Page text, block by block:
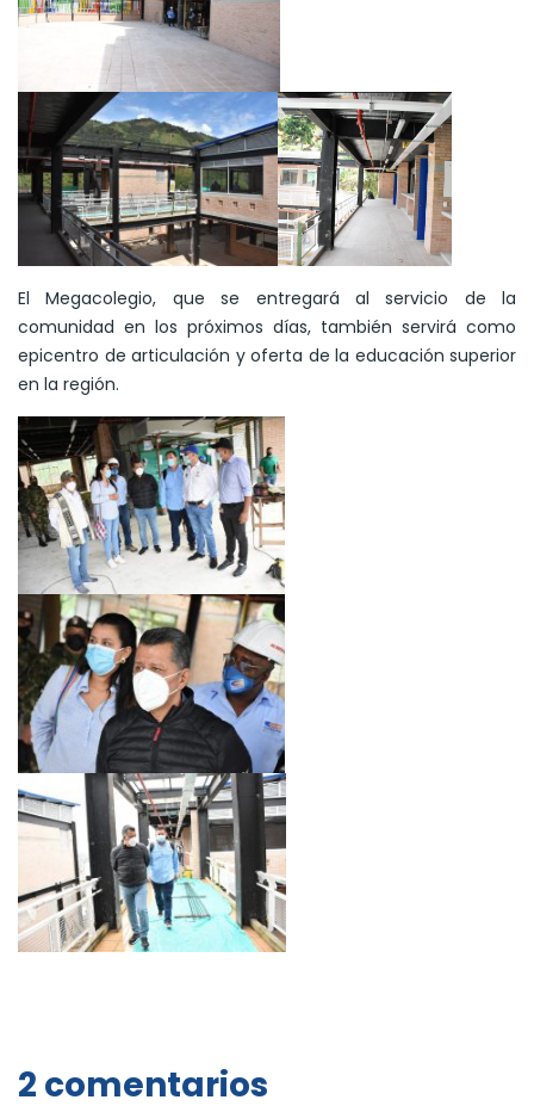
El Megacolegio, que se entregará al servicio de la
comunidad en los próximos días, también servirá como
epicentro de articulación y oferta de la educación superior
en la región.
2 comentarios